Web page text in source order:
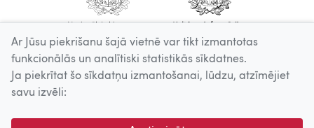
Ar Jūsu piekrišanu šajā vietnē var tikt izmantotas
funkcionālās un analītiski statistikās sīkdatnes.
Ja piekrītat šo sīkdatņu izmantošanai, lūdzu, atzīmējiet
savu izvēli: